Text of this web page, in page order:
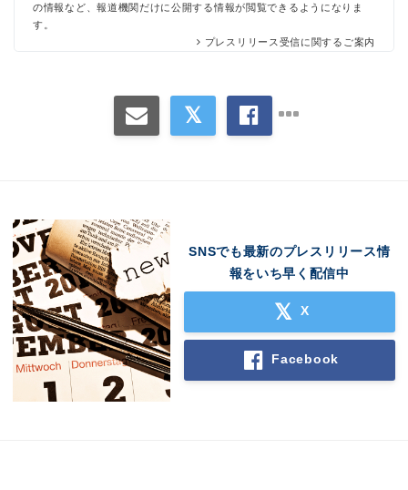
の情報など、報道機関だけに公開する情報が閲覧できるようになりま
す。
プレスリリース受信に関するご案内
SNSでも最新のプレスリリース情
報をいち早く配信中
X
Facebook